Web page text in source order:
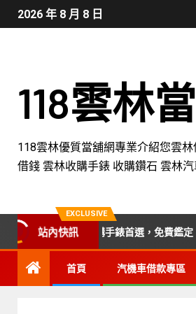
2026 年 8 月 8 日
118雲林
118雲林優質當舖網專業介紹您雲
借錢 雲林收購手錶 收購鑽石 雲林
EXCLUSIVE
站內快訊
苗栗收購手錶首選，免費鑑定、現金高價
首頁 汽機車借款專區